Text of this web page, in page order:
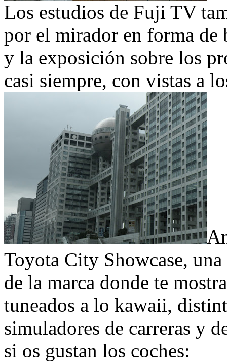
Los estudios de Fuji TV
por el mirador en forma de
y la exposición sobre los
casi siempre, con vistas a
Toyota City Showcase,
de la marca donde te
tuneados a lo kawaii,
simuladores de carreras y
si os gustan los coches: